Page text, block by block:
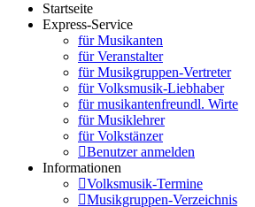
Startseite
Express-Service
für Musikanten
für Veranstalter
für Musikgruppen-Vertreter
für Volksmusik-Liebhaber
für musikantenfreundl. Wirte
für Musiklehrer
für Volkstänzer
Benutzer anmelden
Informationen
Volksmusik-Termine
Musikgruppen-Verzeichnis